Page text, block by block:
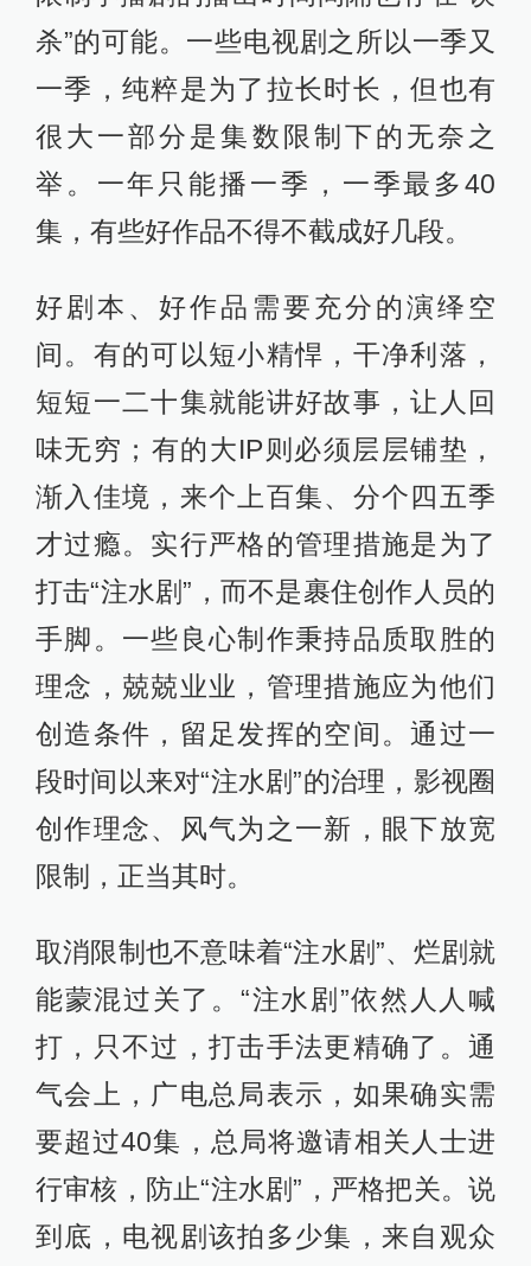
杀”的可能。一些电视剧之所以一季又
一季，纯粹是为了拉长时长，但也有
很大一部分是集数限制下的无奈之
举。一年只能播一季，一季最多40
集，有些好作品不得不截成好几段。
好剧本、好作品需要充分的演绎空
间。有的可以短小精悍，干净利落，
短短一二十集就能讲好故事，让人回
味无穷；有的大IP则必须层层铺垫，
渐入佳境，来个上百集、分个四五季
才过瘾。实行严格的管理措施是为了
打击“注水剧”，而不是裹住创作人员的
手脚。一些良心制作秉持品质取胜的
理念，兢兢业业，管理措施应为他们
创造条件，留足发挥的空间。通过一
段时间以来对“注水剧”的治理，影视圈
创作理念、风气为之一新，眼下放宽
限制，正当其时。
取消限制也不意味着“注水剧”、烂剧就
能蒙混过关了。“注水剧”依然人人喊
打，只不过，打击手法更精确了。通
气会上，广电总局表示，如果确实需
要超过40集，总局将邀请相关人士进
行审核，防止“注水剧”，严格把关。说
到底，电视剧该拍多少集，来自观众